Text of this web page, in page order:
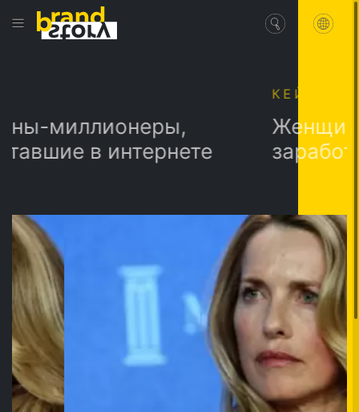
в интернете
Женщины-
заработавшие